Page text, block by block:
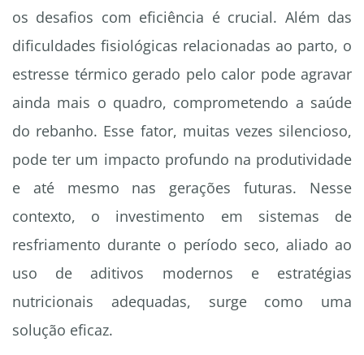
os desafios com eficiência é crucial. Além das
dificuldades fisiológicas relacionadas ao parto, o
estresse térmico gerado pelo calor pode agravar
ainda mais o quadro, comprometendo a saúde
do rebanho. Esse fator, muitas vezes silencioso,
pode ter um impacto profundo na produtividade
e até mesmo nas gerações futuras. Nesse
contexto, o investimento em sistemas de
resfriamento durante o período seco, aliado ao
uso de aditivos modernos e estratégias
nutricionais adequadas, surge como uma
solução eficaz.